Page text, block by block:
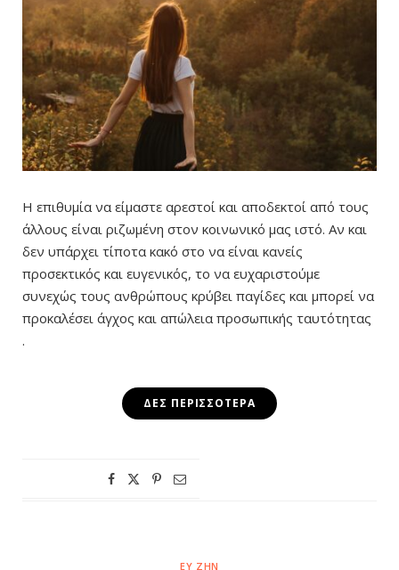
Η επιθυμία να είμαστε αρεστοί και αποδεκτοί από τους
άλλους είναι ριζωμένη στον κοινωνικό μας ιστό. Αν και
δεν υπάρχει τίποτα κακό στο να είναι κανείς
προσεκτικός και ευγενικός, το να ευχαριστούμε
συνεχώς τους ανθρώπους κρύβει παγίδες και μπορεί να
προκαλέσει άγχος και απώλεια προσωπικής ταυτότητας
.
ΔΕΣ ΠΕΡΙΣΣΌΤΕΡΑ
ΕΥ ΖΗΝ